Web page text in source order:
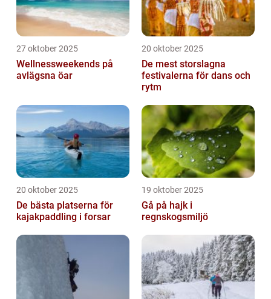
27 oktober 2025
Wellnessweekends på
avlägsna öar
20 oktober 2025
De mest storslagna
festivalerna för dans och
rytm
20 oktober 2025
De bästa platserna för
kajakpaddling i forsar
19 oktober 2025
Gå på hajk i
regnskogsmiljö